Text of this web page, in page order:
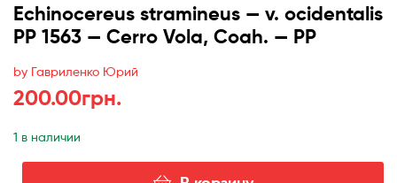
Echinocereus stramineus — v. ocidentalis
PP 1563 — Cerro Vola, Coah. — PP
by Гавриленко Юрий
200.00грн.
1 в наличии